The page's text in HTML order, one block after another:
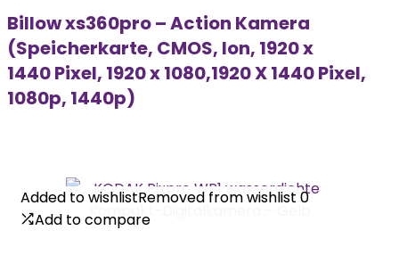
Billow xs360pro – Action Kamera
(Speicherkarte, CMOS, Ion, 1920 x
1440 Pixel, 1920 x 1080,1920 X 1440 Pixel,
1080p, 1440p)
Added to wishlistRemoved from wishlist 0
Add to compare
Added to wishlistRemoved from wishlist 0
Add to compare